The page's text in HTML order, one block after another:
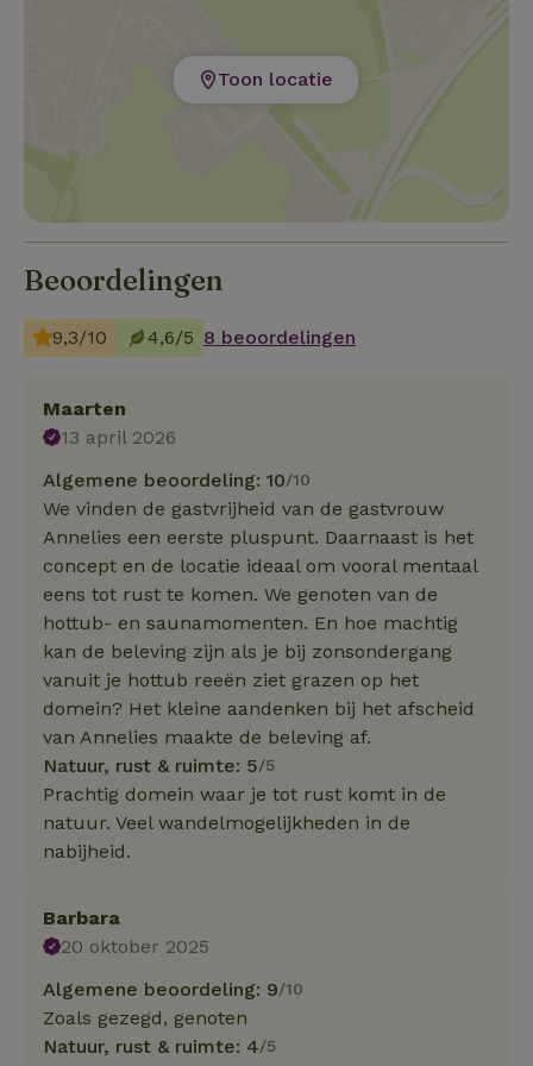
Toon locatie
Beoordelingen
9,3/10 4,6/5 8 beoordelingen
Maarten
13 april 2026
Algemene beoordeling: 10/10
We vinden de gastvrijheid van de gastvrouw
Annelies een eerste pluspunt. Daarnaast is het
concept en de locatie ideaal om vooral mentaal
eens tot rust te komen. We genoten van de
hottub- en saunamomenten. En hoe machtig
kan de beleving zijn als je bij zonsondergang
vanuit je hottub reeën ziet grazen op het
domein? Het kleine aandenken bij het afscheid
van Annelies maakte de beleving af.
Natuur, rust & ruimte: 5/5
Prachtig domein waar je tot rust komt in de
natuur. Veel wandelmogelijkheden in de
nabijheid.
Barbara
20 oktober 2025
Algemene beoordeling: 9/10
Zoals gezegd, genoten
Natuur, rust & ruimte: 4/5